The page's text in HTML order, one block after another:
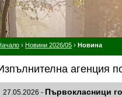
› Новини 2026/05 › Новина
агенция
27.05.2026 - Първокласници